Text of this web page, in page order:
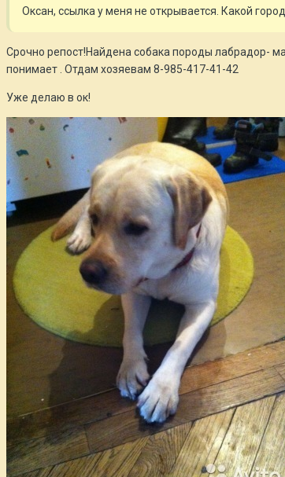
Оксан, ссылка у меня не открывается. Какой
Срочно репост!Найдена собака породы лабрадор-
понимает . Отдам хозяевам 8-985-417-41-42
Уже делаю в ок!